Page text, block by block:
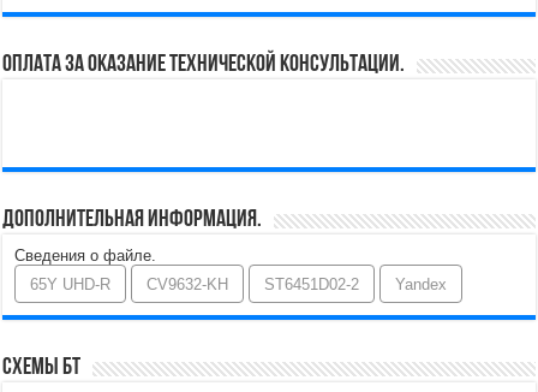
Оплата за оказание технической консультации.
Дополнительная информация.
Сведения о файле.
65Y UHD-R
CV9632-KH ST6451D02-2 Yandex
Схемы БТ